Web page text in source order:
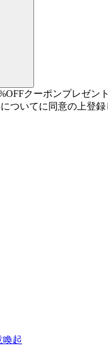
クーポンプレゼ
ついてに同意の上登
喚起